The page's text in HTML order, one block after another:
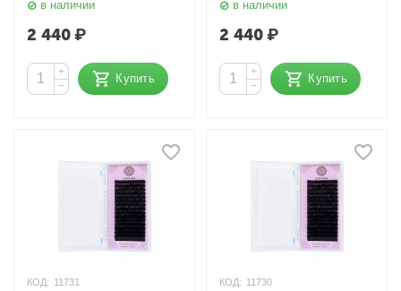
в наличии
2 440₽
+
−
Купить
в наличии
2 440₽
+
−
Купить
КОД: 11731 КОД: 11730